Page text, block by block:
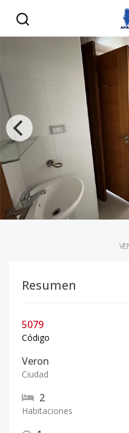
Resumen
5079
Código
Veron
Ciudad
2
Habitaciones